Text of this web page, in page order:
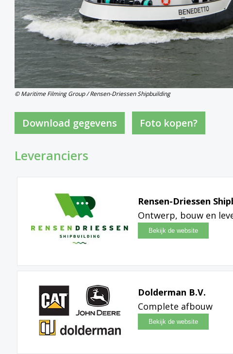
© Maritime Filming Group / Rensen-Driessen Shipbuilding
Foto kopen?
Leveranciers
Rensen-Driessen
Ontwerp, bouw en
Dolderman B.V.
Complete afbouw